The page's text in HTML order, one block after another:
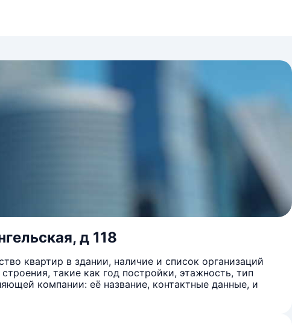
д 118
квартир в здании, наличие и список организаций
такие как год постройки, этажность, тип
компании: её название, контактные данные, и